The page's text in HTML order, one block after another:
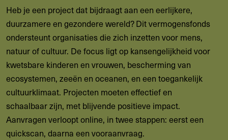
Heb je een project dat bijdraagt aan een eerlijkere,
duurzamere en gezondere wereld? Dit vermogensfonds
ondersteunt organisaties die zich inzetten voor mens,
natuur of cultuur. De focus ligt op kansengelijkheid voor
kwetsbare kinderen en vrouwen, bescherming van
ecosystemen, zeeën en oceanen, en een toegankelijk
cultuurklimaat. Projecten moeten effectief en
schaalbaar zijn, met blijvende positieve impact.
Aanvragen verloopt online, in twee stappen: eerst een
quickscan, daarna een vooraanvraag.